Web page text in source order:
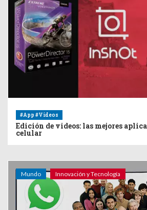
#App #Videos
Edición de videos: las mejores
celular
Mundo Innovación y Tecnología